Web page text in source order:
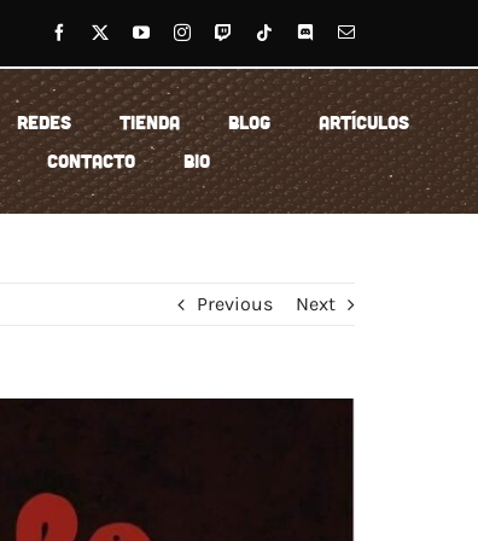
REDES TIENDA BLOG
ARTÍCULOS
CONTACTO BIO
Previous Next